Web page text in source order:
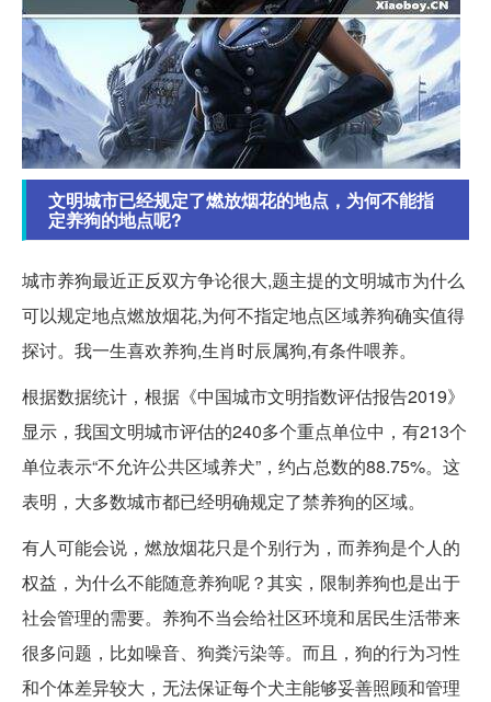
文明城市已经规定了燃放烟花的地点，为何不能指
定养狗的地点呢?
城市养狗最近正反双方争论很大,题主提的文明城市为什么
可以规定地点燃放烟花,为何不指定地点区域养狗确实值得
探讨。我一生喜欢养狗,生肖时辰属狗,有条件喂养。
根据数据统计，根据《中国城市文明指数评估报告2019》
显示，我国文明城市评估的240多个重点单位中，有213个
单位表示“不允许公共区域养犬”，约占总数的88.75%。这
表明，大多数城市都已经明确规定了禁养狗的区域。
有人可能会说，燃放烟花只是个别行为，而养狗是个人的
权益，为什么不能随意养狗呢？其实，限制养狗也是出于
社会管理的需要。养狗不当会给社区环境和居民生活带来
很多问题，比如噪音、狗粪污染等。而且，狗的行为习性
和个体差异较大，无法保证每个犬主能够妥善照顾和管理